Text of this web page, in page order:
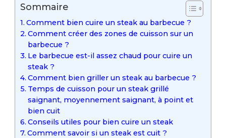
Sommaire
Comment bien cuire un steak au barbecue ?
Comment créer des zones de cuisson sur un
barbecue ?
Le barbecue est-il assez chaud pour cuire un
steak ?
Comment bien griller un steak au barbecue ?
Temps de cuisson pour un steak grillé
saignant, moyennement saignant, à point et
bien cuit
Conseils utiles pour bien cuire un steak
Comment savoir si un steak est cuit ?